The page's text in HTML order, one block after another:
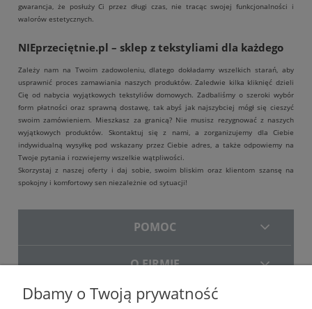
gwarancja, że posłuży Ci przez długi czas, nie tracąc swojej funkcjonalności i
walorów estetycznych.
NIEprzeciętnie.pl – sklep z tekstyliami dla każdego
Zależy nam na Twoim zadowoleniu, dlatego dokładamy wszelkich starań, aby
usprawnić proces zamawiania naszych produktów. Zaledwie kilka kliknięć dzieli
Cię od nabycia wyjątkowych tekstyliów domowych. Zadbaliśmy o szeroki wybór
form płatności oraz sprawną dostawę, tak abyś jak najszybciej mógł się cieszyć
swoim zamówieniem. Mieszkasz za granicą? Nie musisz rezygnować z naszych
wyjątkowych produktów. Skontaktuj się z nami, a zorganizujemy dla Ciebie
indywidualną wysyłkę pod wskazany przez Ciebie adres, a także odpowiemy na
Twoje pytania i rozwiejemy wszelkie wątpliwości.
Skorzystaj z naszej oferty i daj sobie, swoim bliskim oraz klientom szansę na
spokojny i komfortowy sen niezależnie od sytuacji!
POMOC
O FIRMIE
DOSTAWA
Dbamy o Twoją prywatność